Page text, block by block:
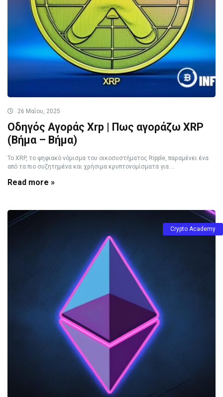
26 Μαΐου, 2025
Οδηγός Αγοράς Xrp | Πως αγοράζω XRP
(Βήμα – Βήμα)
Το XRP, το ψηφιακό νόμισμα του οικοσυστήματος Ripple, παραμένει ένα
από τα πιο συζητημένα και χρήσιμα κρυπτονομίσματα για ...
Read more »
Crypto Academy